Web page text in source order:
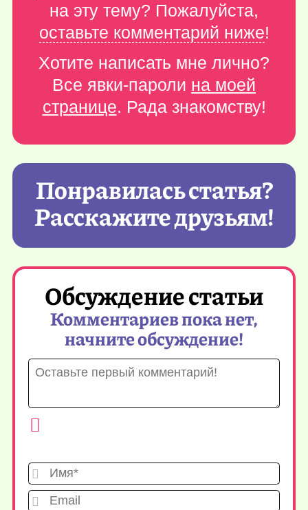
на эту тему? Пожалуйста,
оставьте комментарий ниже!
Хотите написать мне лично?
Все явки-пароли на моей
странице. Рада знакомству!
Понравилась статья?
Расскажите друзьям!
Обсуждение статьи
Комментариев пока нет,
начните обсуждение!
Имя*